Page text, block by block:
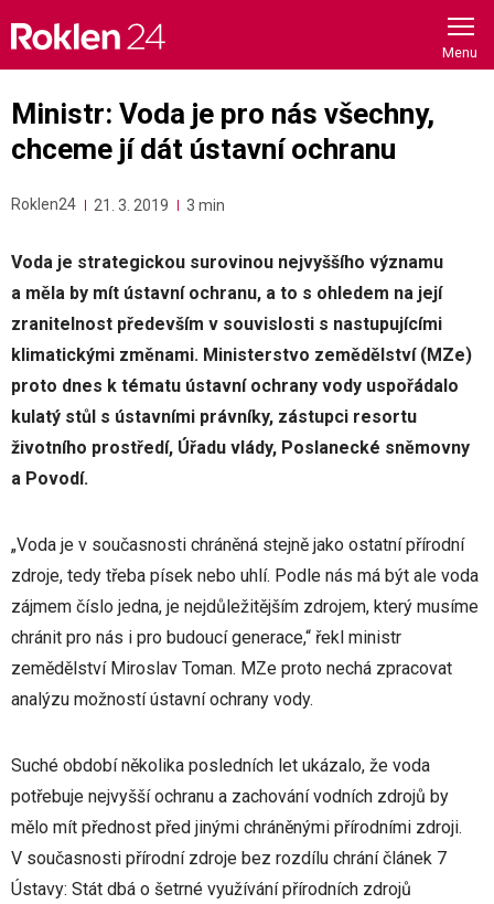
content
Ministr: Voda je pro nás všechny,
chceme jí dát ústavní ochranu
Roklen24 21. 3. 2019 3 min
Voda je strategickou surovinou nejvyššího významu
a měla by mít ústavní ochranu, a to s ohledem na její
zranitelnost především v souvislosti s nastupujícími
klimatickými změnami. Ministerstvo zemědělství (MZe)
proto dnes k tématu ústavní ochrany vody uspořádalo
kulatý stůl s ústavními právníky, zástupci resortu
životního prostředí, Úřadu vlády, Poslanecké sněmovny
a Povodí.
„Voda je v současnosti chráněná stejně jako ostatní přírodní
zdroje, tedy třeba písek nebo uhlí. Podle nás má být ale voda
zájmem číslo jedna, je nejdůležitějším zdrojem, který musíme
chránit pro nás i pro budoucí generace,“ řekl ministr
zemědělství Miroslav Toman. MZe proto nechá zpracovat
analýzu možností ústavní ochrany vody.
Suché období několika posledních let ukázalo, že voda
potřebuje nejvyšší ochranu a zachování vodních zdrojů by
mělo mít přednost před jinými chráněnými přírodními zdroji.
V současnosti přírodní zdroje bez rozdílu chrání článek 7
Ústavy: Stát dbá o šetrné využívání přírodních zdrojů